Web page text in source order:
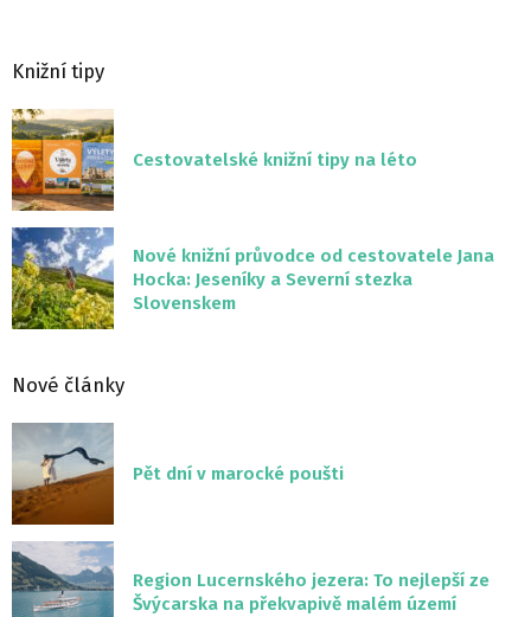
Knižní tipy
Cestovatelské knižní tipy na léto
Nové knižní průvodce od cestovatele Jana
Hocka: Jeseníky a Severní stezka
Slovenskem
Nové články
Pět dní v marocké poušti
Region Lucernského jezera: To nejlepší ze
Švýcarska na překvapivě malém území